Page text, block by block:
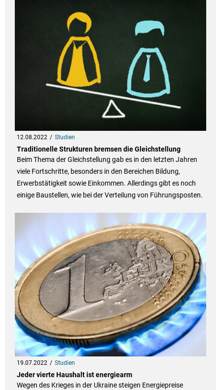
12.08.2022 Studien
Traditionelle Strukturen bremsen die Gleichstellung
Beim Thema der Gleichstellung gab es in den letzten Jahren
viele Fortschritte, besonders in den Bereichen Bildung,
Erwerbstätigkeit sowie Einkommen. Allerdings gibt es noch
einige Baustellen, wie bei der Verteilung von Führungsposten.
19.07.2022 Studien
Jeder vierte Haushalt ist energiearm
Wegen des Krieges in der Ukraine steigen Energiepreise